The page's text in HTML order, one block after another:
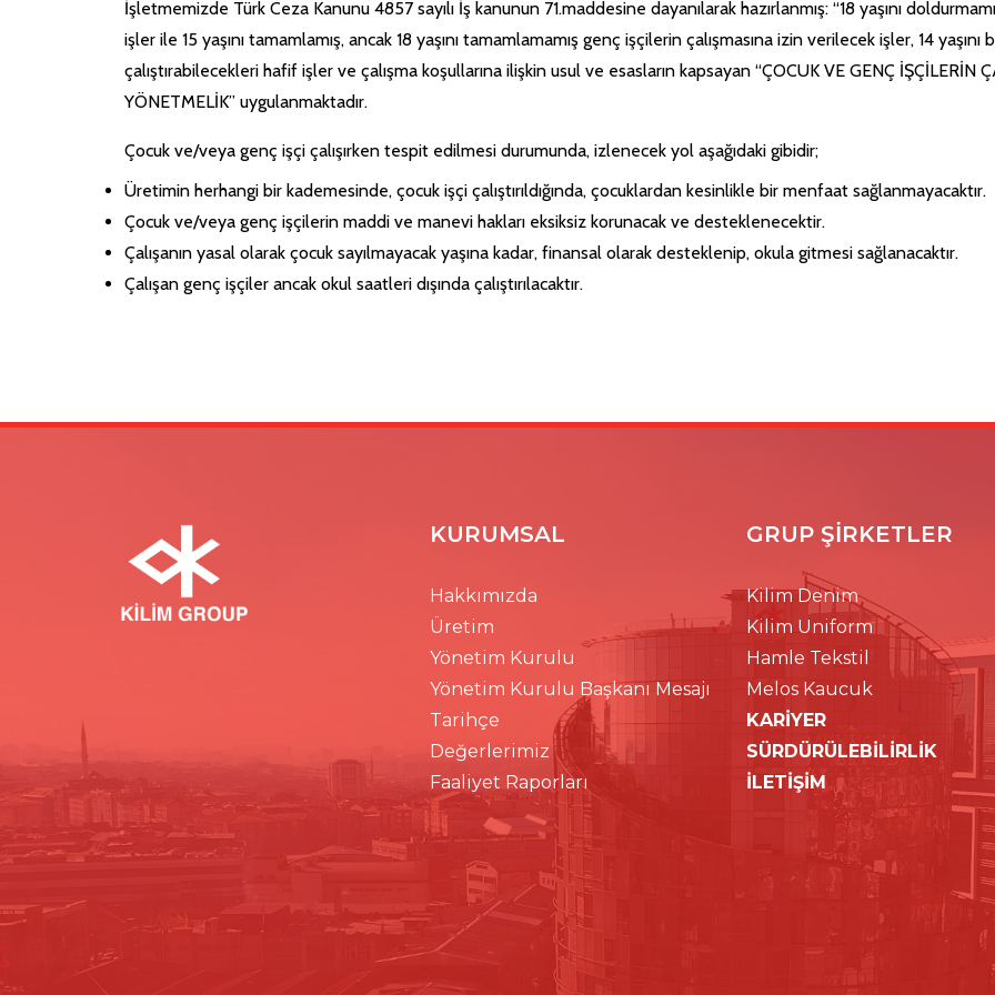
İşletmemizde Türk Ceza Kanunu 4857 sayılı İş kanunun 71.maddesine dayanılarak hazırlanmış: “18 yaşını
işler ile 15 yaşını tamamlamış, ancak 18 yaşını tamamlamamış genç işçilerin çalışmasına izin verilecek işler, 14
çalıştırabilecekleri hafif işler ve çalışma koşullarına ilişkin usul ve esasların kapsayan “ÇOCUK VE GENÇ
YÖNETMELİK” uygulanmaktadır.
Çocuk ve/veya genç işçi çalışırken tespit edilmesi durumunda, izlenecek yol aşağıdaki gibidir;
Üretimin herhangi bir kademesinde, çocuk işçi çalıştırıldığında, çocuklardan kesinlikle bir menfaat sağlanmayacaktır.
Çocuk ve/veya genç işçilerin maddi ve manevi hakları eksiksiz korunacak ve desteklenecektir.
Çalışanın yasal olarak çocuk sayılmayacak yaşına kadar, finansal olarak desteklenip, okula gitmesi sağlanacaktır.
Çalışan genç işçiler ancak okul saatleri dışında çalıştırılacaktır.
KURUMSAL
Hakkımızda
Üretim
Yönetim Kurulu
Yönetim Kurulu Başkanı Mesajı
Tarihçe
Değerlerimiz
Faaliyet Raporları
GRUP ŞİRKETLER
Kilim Denim
Kilim Uniform
Hamle Tekstil
Melos Kaucuk
KARİYER
SÜRDÜRÜLEBİLİRLİK
İLETİŞİM